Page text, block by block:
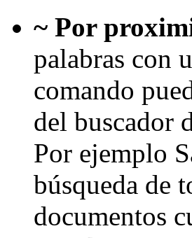
~ Por
palabras con
comando
del buscador
Por ejemplo
búsqueda de
documentos